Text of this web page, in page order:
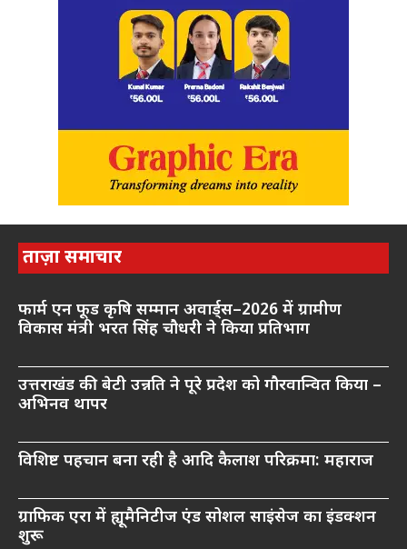
ताज़ा समाचार
फार्म एन फूड कृषि सम्मान अवार्ड्स–2026 में ग्रामीण
विकास मंत्री भरत सिंह चौधरी ने किया प्रतिभाग
उत्तराखंड की बेटी उन्नति ने पूरे प्रदेश को गौरवान्वित किया –
अभिनव थापर
विशिष्ट पहचान बना रही है आदि कैलाश परिक्रमा: महाराज
ग्राफिक एरा में ह्यूमैनिटीज एंड सोशल साइंसेज का इंडक्शन
शुरू